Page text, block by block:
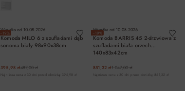
−19%
Wysyłka od 10.08.2026
Komoda MILO 6 z szufladami dąb
sonoma biały 98x90x38cm
395,98 zł487,00 zł
Najniższa cena z 30 dni przed obniżką: 395,98 zł
−19%
Wysyłka od 10.08.2026
Komoda BARRIS 45 2-drzwiowa z
szufladami biała orzech
140x83x42cm
851,32 zł1 047,00 zł
Najniższa cena z 30 dni przed obniżką: 851,32 zł